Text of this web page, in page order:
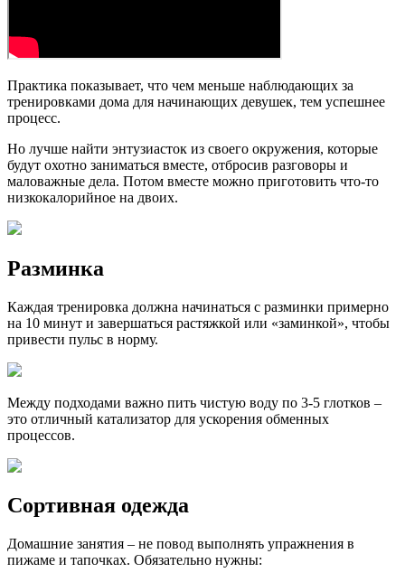
Практика показывает, что чем меньше наблюдающих за
тренировками дома для начинающих девушек, тем успешнее
процесс.
Но лучше найти энтузиасток из своего окружения, которые
будут охотно заниматься вместе, отбросив разговоры и
маловажные дела. Потом вместе можно приготовить что-то
низкокалорийное на двоих.
Разминка
Каждая тренировка должна начинаться с разминки примерно
на 10 минут и завершаться растяжкой или «заминкой», чтобы
привести пульс в норму.
Между подходами важно пить чистую воду по 3-5 глотков –
это отличный катализатор для ускорения обменных
процессов.
Сортивная одежда
Домашние занятия – не повод выполнять упражнения в
пижаме и тапочках. Обязательно нужны: